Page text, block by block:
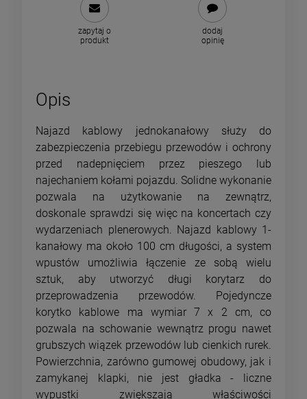
zapytaj o
produkt
dodaj
opinię
Opis
Najazd kablowy jednokanałowy służy do
zabezpieczenia przebiegu przewodów i ochrony
przed nadepnięciem przez pieszego lub
najechaniem kołami pojazdu. Solidne wykonanie
pozwala na użytkowanie na zewnątrz,
doskonale sprawdzi się więc na koncertach czy
wydarzeniach plenerowych. Najazd kablowy 1-
kanałowy ma około 100 cm długości, a system
wpustów umożliwia łączenie ze sobą wielu
sztuk, aby utworzyć długi korytarz do
przeprowadzenia przewodów. Pojedyncze
korytko kablowe ma wymiar 7 x 2 cm, co
pozwala na schowanie wewnątrz progu nawet
grubszych wiązek przewodów lub cienkich rurek.
Powierzchnia, zarówno gumowej obudowy, jak i
zamykanej klapki, nie jest gładka - liczne
wypustki zwiększają właściwości